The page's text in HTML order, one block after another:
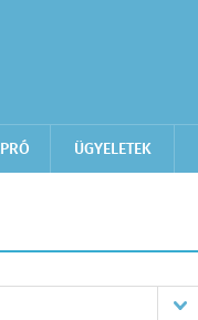
ÜGYELETEK